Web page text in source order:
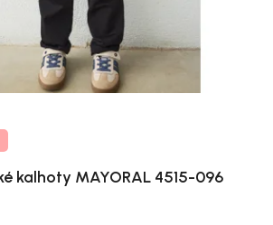
kalhoty MAYORAL 4515-096